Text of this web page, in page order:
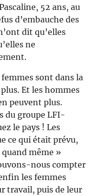
52 ans, au
d’embauche des
dit qu’elles
ne
sont dans la
Et les hommes
peuvent plus.
du groupe LFI-
le pays ! Les
ce qui était prévu,
même »
nous compter
les femmes
travail, puis de leur